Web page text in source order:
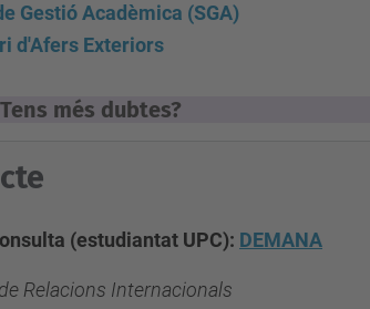
Gestió Acadèmica (SGA)
d'Afers Exteriors
més dubtes?
(estudiantat UPC): DEMANA
Relacions Internacionals